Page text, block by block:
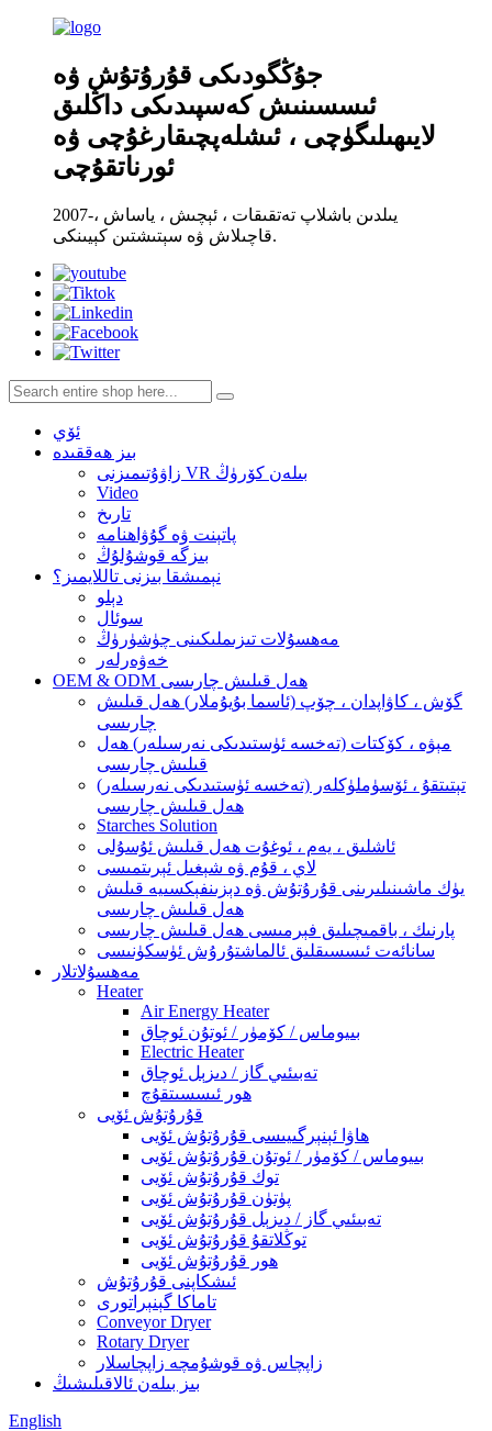
جۇڭگودىكى قۇرۇتۇش ۋە
ئىسسىنىش كەسپىدىكى داڭلىق
لايىھىلىگۈچى ، ئىشلەپچىقارغۇچى ۋە
ئورناتقۇچى
2007-يىلدىن باشلاپ تەتقىقات ، ئېچىش ، ياساش ،
قاچىلاش ۋە سېتىشتىن كېيىنكى.
ئۆي
بىز ھەققىدە
زاۋۇتىمىزنى VR بىلەن كۆرۈڭ
Video
تارىخ
پاتېنت ۋە گۇۋاھنامە
بىزگە قوشۇلۇڭ
نېمىشقا بىزنى تاللايمىز؟
دېلو
سوئال
مەھسۇلات تىزىملىكىنى چۈشۈرۈڭ
خەۋەرلەر
OEM & ODM ھەل قىلىش چارىسى
گۆش ، كاۋاپدان ، چۆپ (ئاسما بۇيۇملار) ھەل قىلىش
چارىسى
مېۋە ، كۆكتات (تەخسە ئۈستىدىكى نەرسىلەر) ھەل
قىلىش چارىسى
تېتىتقۇ ، ئۆسۈملۈكلەر (تەخسە ئۈستىدىكى نەرسىلەر)
ھەل قىلىش چارىسى
Starches Solution
ئاشلىق ، يەم ، ئوغۇت ھەل قىلىش ئۇسۇلى
لاي ، قۇم ۋە شېغىل ئېرىتمىسى
يۈك ماشىنىلىرىنى قۇرۇتۇش ۋە دېزىنفېكسىيە قىلىش
ھەل قىلىش چارىسى
پارنىك ، باقمىچىلىق فېرمىسى ھەل قىلىش چارىسى
سانائەت ئىسسىقلىق ئالماشتۇرۇش ئۈسكۈنىسى
مەھسۇلاتلار
Heater
Air Energy Heater
بىيوماس / كۆمۈر / ئوتۇن ئوچاق
Electric Heater
تەبىئىي گاز / دىزېل ئوچاق
ھور ئىسسىتقۇچ
قۇرۇتۇش ئۆيى
ھاۋا ئېنېرگىيىسى قۇرۇتۇش ئۆيى
بىيوماس / كۆمۈر / ئوتۇن قۇرۇتۇش ئۆيى
توك قۇرۇتۇش ئۆيى
پۈتۈن قۇرۇتۇش ئۆيى
تەبىئىي گاز / دىزېل قۇرۇتۇش ئۆيى
توڭلاتقۇ قۇرۇتۇش ئۆيى
ھور قۇرۇتۇش ئۆيى
ئىشكاپنى قۇرۇتۇش
تاماكا گېنېراتورى
Conveyor Dryer
Rotary Dryer
زاپچاس ۋە قوشۇمچە زاپچاسلار
بىز بىلەن ئالاقىلىشىڭ
English